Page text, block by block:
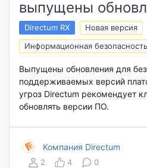
выпущены
Directum RX
Новая версия
Информационная безопасность
Выпущены обновления для
поддерживаемых версий
угроз Directum рекомендует
обновлять версии ПО.
Компания Directum
2 4 0